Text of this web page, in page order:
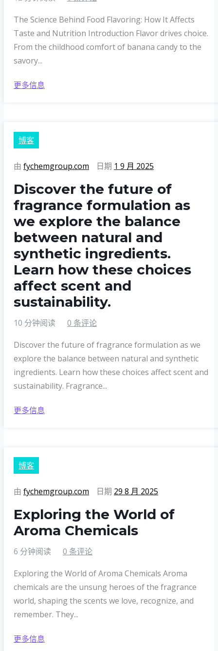
The Science Behind Food Flavoring: How It Affects
Taste and Nutrition Introduction Flavor drives choice.
From the childhood comfort of banana candy to the
savory...
更多信息
博客
由 fychemgroup.com 日期 1 9 月 2025
Discover the future of
fragrance formulation as
we explore the balance
between natural and
synthetic ingredients.
Learn how these choices
affect scent and
sustainability.
10 分钟阅读 0 条评论
Discover the future of fragrance formulation as we
explore the balance between natural and synthetic
ingredients. Learn how these choices affect scent and
sustainability. Fragrance...
更多信息
博客
由 fychemgroup.com 日期 29 8 月 2025
Exploring the World of
Aroma Chemicals
6 分钟阅读 0 条评论
Exploring the World of Aroma Chemicals Aroma
chemicals are the unsung heroes of the fragrance
world, shaping the scents we love, recognize, and
remember. They...
更多信息